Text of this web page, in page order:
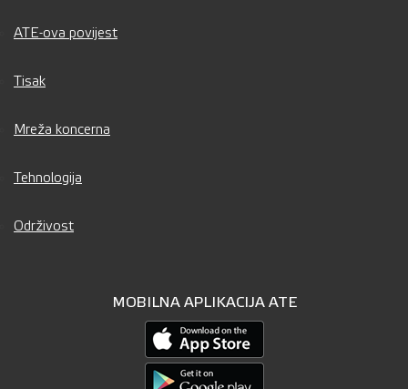
ATE-ova povijest
Tisak
Mreža koncerna
Tehnologija
Održivost
MOBILNA APLIKACIJA ATE